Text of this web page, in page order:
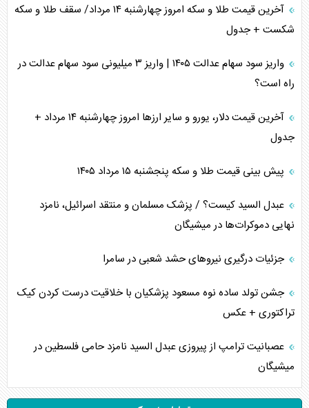
آخرین قیمت طلا و سکه امروز چهارشنبه ۱۴ مرداد/ سقف طلا و سکه
شکست + جدول
واریز سود سهام عدالت ۱۴۰۵ | واریز ۳ میلیونی سود سهام عدالت در
راه است؟
آخرین قیمت دلار، یورو و سایر ارز‌ها امروز چهارشنبه ۱۴ مرداد +
جدول
پیش بینی قیمت طلا و سکه پنجشنبه ۱۵ مرداد ۱۴۰۵
عبدل السید کیست؟ / پزشک مسلمان و منتقد اسرائیل، نامزد
نهایی دموکرات‌ها در میشیگان
جزئیات درگیری نیرو‌های حشد شعبی در سامرا
جشن تولد ساده نوه مسعود پزشکیان با خلاقیت درست کردن کیک
تراکتوری + عکس
عصبانیت ترامپ از پیروزی عبدل السید نامزد حامی فلسطین در
میشیگان